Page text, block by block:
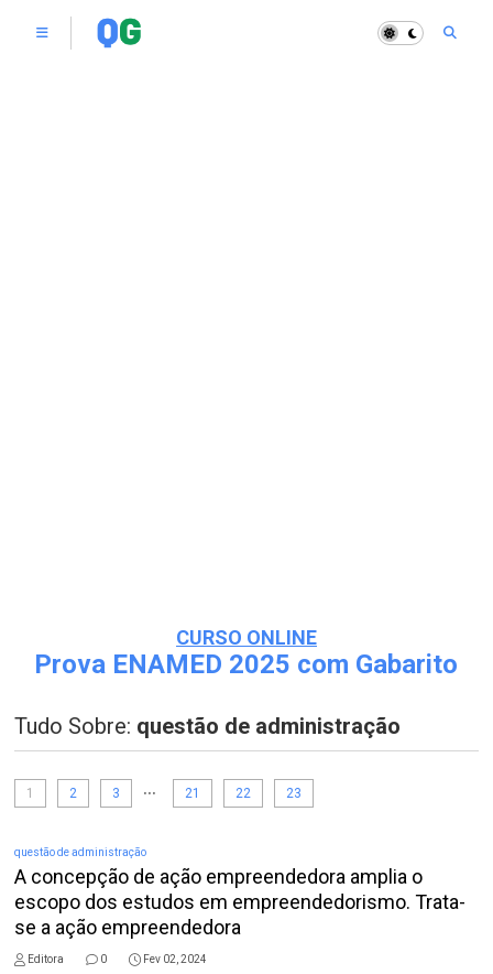
CURSO ONLINE
Prova ENAMED 2025 com Gabarito
Tudo Sobre: questão de administração
1 2 3 ... 21 22 23
questão de administração
A concepção de ação empreendedora amplia o
escopo dos estudos em empreendedorismo. Trata-
se a ação empreendedora
Editora 0 Fev 02, 2024